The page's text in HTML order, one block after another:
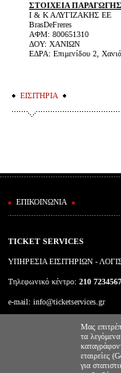
ΣΤΟΙΧΕΙΑ ΠΑΡΑΓΩΓΗΣ
Ι & Κ ΑΛΥΓΙΖΑΚΗΣ ΕΕ
BrasDeFreres
ΑΦΜ: 800651310
ΔΟΥ: ΧΑΝΙΩΝ
ΕΔΡΑ: Επιμενίδου 2,
ΕΙΣΙΤΗΡΙΑ
ΕΠΙΚΟΙΝΩΝΙΑ
TICKET SERVICES
ΥΠΗΡΕΣΙΑ ΕΙΣΙΤΗΡΙΩΝ -
Τηλεφωνικό κέντρο: 210 7234567
e-mail: info@ticketservices.gr
Εκδοτήριο: Πανεπιστημίου 39
Ώρες λειτουργίας εκδοτηρίου:
Μας
τα
εταιρείες
για